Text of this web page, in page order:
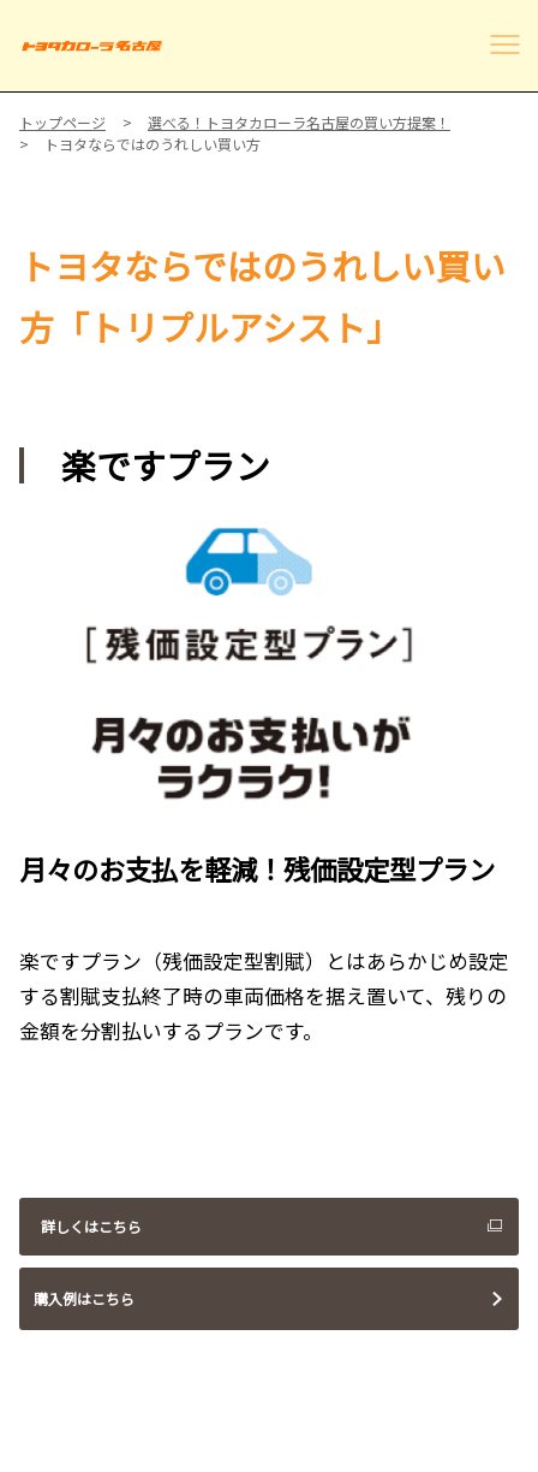
トップページ
選べる！トヨタカローラ名古屋の買い方提案！
トヨタならではのうれしい買い方
トヨタならではのうれしい買い
方「トリプルアシスト」
楽ですプラン
月々のお支払を軽減！残価設定型プラン
楽ですプラン（残価設定型割賦）とはあらかじめ設定
する割賦支払終了時の車両価格を据え置いて、残りの
金額を分割払いするプランです。
詳しくはこちら
購入例はこちら